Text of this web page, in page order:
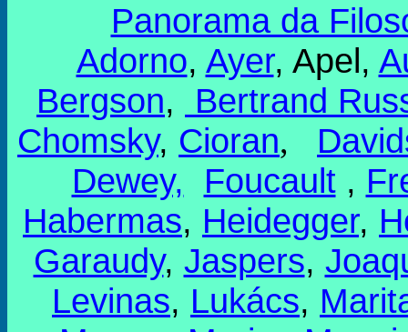
Panorama da
Adorno, Ayer, Apel,
Bergson,
Bertrand
Chomsky, Cioran,
Dewey,
Foucault,
Habermas, Heidegger,
Garaudy, Jaspers,
Levinas, Lukács,